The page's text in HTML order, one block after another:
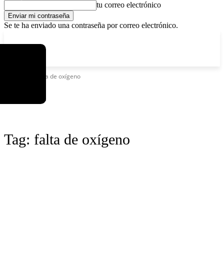
tu correo electrónico
Se te ha enviado una contraseña por correo electrónico.
Falta de oxígeno
Tag: falta de oxígeno